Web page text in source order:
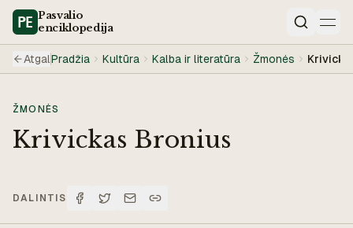
Pasvalio
enciklopedija
Paieška
AtgalPradžia Kultūra Kalba ir literatūra Žmonės
ŽMONĖS
Krivickas Bronius
DALINTIS